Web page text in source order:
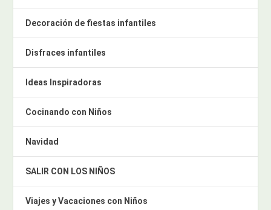
Decoración de fiestas infantiles
Disfraces infantiles
Ideas Inspiradoras
Cocinando con Niños
Navidad
SALIR CON LOS NIÑOS
Viajes y Vacaciones con Niños